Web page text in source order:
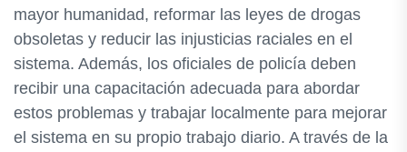
mayor humanidad, reformar las leyes de drogas
obsoletas y reducir las injusticias raciales en el
sistema. Además, los oficiales de policía deben
recibir una capacitación adecuada para abordar
estos problemas y trabajar localmente para mejorar
el sistema en su propio trabajo diario. A través de la